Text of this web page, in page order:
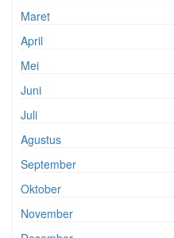
Maret
April
Mei
Juni
Juli
Agustus
September
Oktober
November